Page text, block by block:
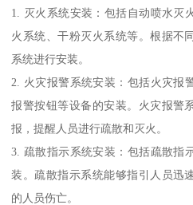
1. 灭火系统安装：包括自动喷水灭
火系统、干粉灭火系统等。根据不
系统进行安装。
2. 火灾报警系统安装：包括火灾报
报警按钮等设备的安装。火灾报警
报，提醒人员进行疏散和灭火。
3. 疏散指示系统安装：包括疏散指
装。疏散指示系统能够指引人员迅
的人员伤亡。